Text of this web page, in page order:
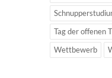
Tag der offenen
Wettbewerb